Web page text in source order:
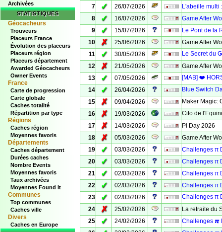
Archivées
STATISTIQUES
Géocacheurs
Trouveurs
Placeurs France
Évolution des placeurs
Placeurs région
Placeurs département
Awarded Géocacheurs
Owner Events
France
Carte de progression
Carte globale
Caches totalité
Répartition par type
Régions
Caches région
Moyennes favoris
Départements
Caches département
Durées caches
Nombre Events
Moyennes favoris
Taux archivées
Moyennes Found It
Communes
Top communes
Caches ville
Divers
Caches en Europe
7
✓ 26/07/2026
L'abeille multi
8
✓ 16/07/2026
Game After
9
✓ 15/07/2026
Le Pont de la
10
✗ 25/06/2026
Game After
11
✓ 30/05/2026
Le Secret du
12
✗ 21/05/2026
Game After
13
✓ 07/05/2026
[MAB] ❤️
14
✓ 26/04/2026
Blue Switch
15
✗ 09/04/2026
Maker Magic:
16
✗ 19/03/2026
Cito de
17
✗ 14/03/2026
Pi Day 2026
18
✗ 05/03/2026
Game After
19
✓ 03/03/2026
Challenges π
20
✓ 03/03/2026
Challenges π
21
✓ 02/03/2026
Challenges π
22
✓ 02/03/2026
Challenges π
23
✓ 02/03/2026
Challenges π
24
✗ 25/02/2026
La retraite du
25
✓ 24/02/2026
Challenges 𝞹